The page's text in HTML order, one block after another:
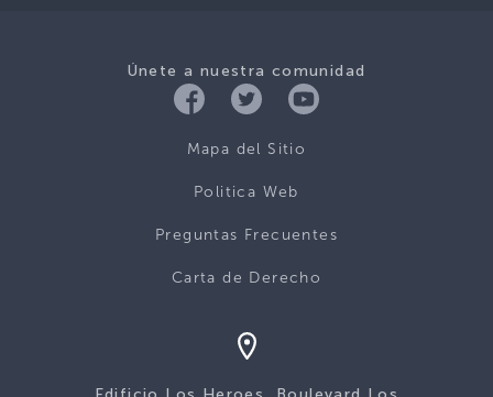
Únete a nuestra comunidad
Mapa del Sitio
Politica Web
Preguntas Frecuentes
Carta de Derecho